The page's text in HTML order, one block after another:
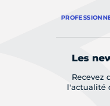
Les
Recevez
l'actualité